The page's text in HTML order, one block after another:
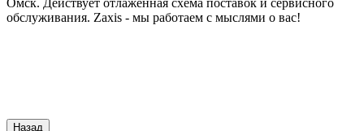
обслуживания. Zaxis - мы работаем с мыслями о вас!